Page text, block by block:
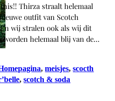
Thirza straalt helemaal
outfit van Scotch
En wij stralen ook als wij dit
worden helemaal blij van de…
, meisjes, scocth
, scotch & soda